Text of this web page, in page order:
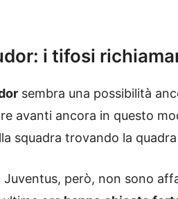
i tifosi
sembra una possibilità
avanti ancora in questo
squadra trovando la
Juventus, però, non sono